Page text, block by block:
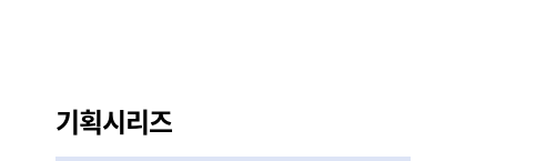
기획시리즈